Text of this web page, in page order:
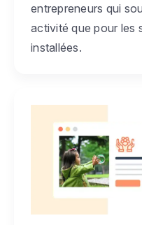
entrepreneurs qui
activité que pour les
installées.